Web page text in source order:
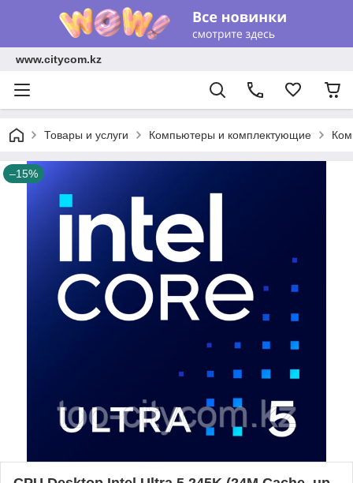
www.citycom.kz
Товары и услуги Компьютеры и комплектующие
–15%